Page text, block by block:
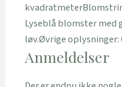
Lyseblå blomster
løv.Øvrige oplysninger:
Anmeldelser